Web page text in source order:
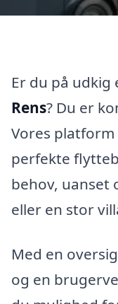
Er du på udkig
Rens? Du er
Vores
perfekte
behov, uanset
eller en stor
Med en
og en